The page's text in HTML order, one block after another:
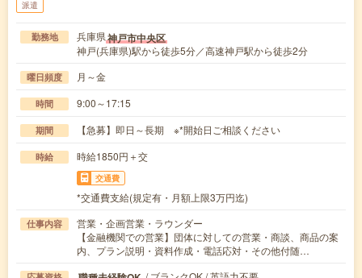
派遣
勤務地 兵庫県神戸市中央区
神戸(兵庫県)駅から徒歩5分／高速神戸駅から徒歩2分
曜日頻度 月～金
時間 9:00～17:15
期間 【急募】即日～長期 ※*開始日ご相談ください
時給 時給1850円＋交
交通費
*交通費支給(規定有・月額上限3万円迄)
仕事内容
営業・企画営業・ラウンダー
【金融機関での営業】団体に対しての営業・商談、商品の案
内、プラン説明・資料作成・電話応対・その他付随…